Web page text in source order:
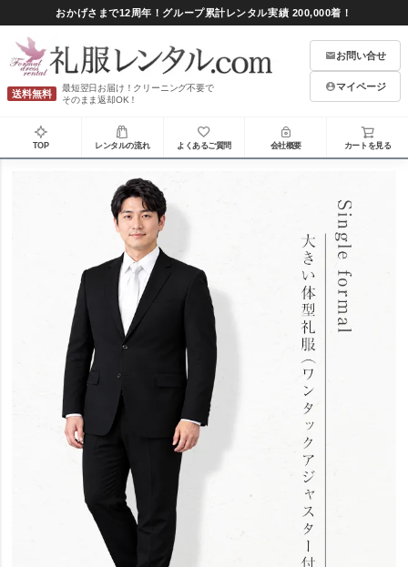
おかげさまで12周年！グループ累計レンタル実績 200,000着！
送料無料
最短翌日お届け！クリーニング不要で
そのまま返却OK！
お問い合せ
マイページ
TOP レンタルの流れ よくあるご質問 会社概要 カートを見る